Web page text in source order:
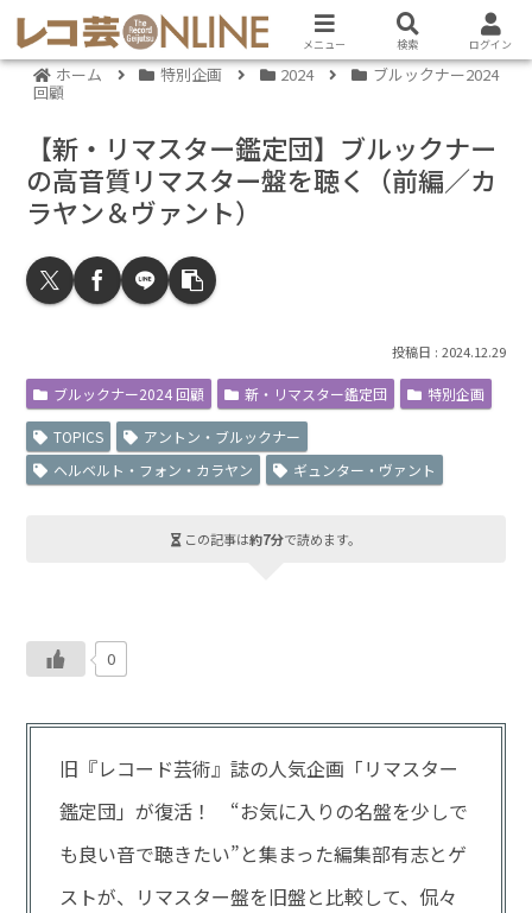
ホーム 特別企画 2024 ブルックナー2024
回顧
【新・リマスター鑑定団】ブルックナー
の高音質リマスター盤を聴く（前編／カ
ラヤン＆ヴァント）
2024.12.29
ブルックナー2024 回顧 新・リマスター鑑定団 特別企画
TOPICS
アントン・ブルックナー
ヘルベルト・フォン・カラヤン
ギュンター・ヴァント
この記事は約7分で読めます。
0
旧『レコード芸術』誌の人気企画「リマスター
鑑定団」が復活！ “お気に入りの名盤を少しで
も良い音で聴きたい”と集まった編集部有志とゲ
ストが、リマスター盤を旧盤と比較して、侃々
メニュー 検索 ログイン